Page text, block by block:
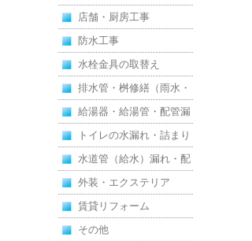
店舗・厨房工事
防水工事
水栓金具の取替え
排水管・桝修繕（雨水・
汚水）
給湯器・給湯管・配管漏
れ
トイレの水漏れ・詰まり
水道管（給水）漏れ・配
管
外装・エクステリア
賃貸リフォーム
その他